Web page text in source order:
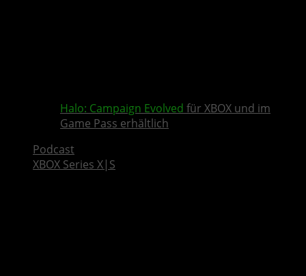
Halo: Campaign Evolved für XBOX und im
Game Pass erhältlich
Podcast
XBOX Series X|S